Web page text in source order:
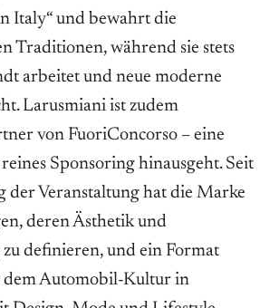
Italy“ und bewahrt die
Traditionen, während sie stets
arbeitet und neue moderne
Larusmiani ist zudem
von FuoriConcorso – eine
Sponsoring hinausgeht. Seit
der Veranstaltung hat die Marke
deren Ästhetik und
definieren, und ein Format
dem Automobil-Kultur in